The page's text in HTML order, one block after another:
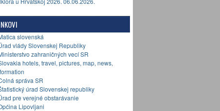
slovenská
vlády Slovenskej Republiky
zahraničných vecí SR
hotels, travel, pictures, map, news,
správa SR
úrad Slovenskej republiky
pre verejné obstarávanie
Lipovljani